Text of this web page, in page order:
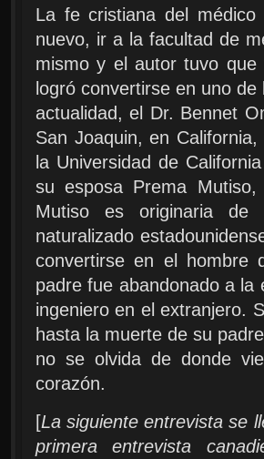
La fe cristiana del
nuevo, ir a la facultad de
mismo y el autor tuvo que
logró convertirse en uno
actualidad, el Dr. Bennet
San Joaquin, en
la Universidad de
su esposa Prema
Mutiso es originaria de
naturalizado
convertirse en el hombre
padre fue abandonado a
ingeniero en el extranjero.
hasta la muerte de su
no se olvida de donde
corazón.
[La siguiente entrevista se
primera entrevista